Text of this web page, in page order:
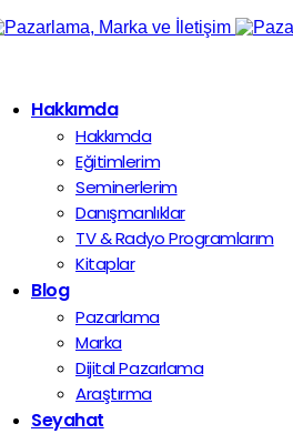
Hakkımda
Hakkımda
Eğitimlerim
Seminerlerim
Danışmanlıklar
TV & Radyo Programlarım
Kitaplar
Blog
Pazarlama
Marka
Dijital Pazarlama
Araştırma
Seyahat